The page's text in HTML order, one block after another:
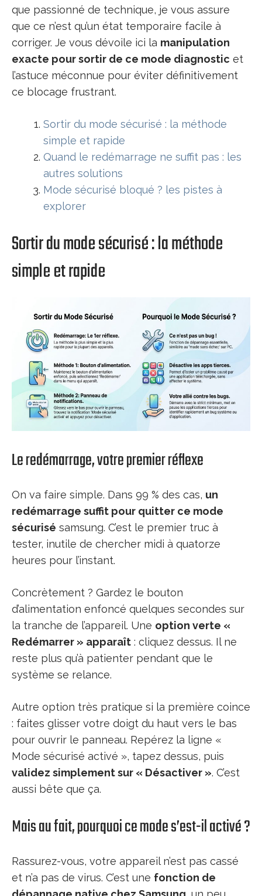
que passionné de technique, je vous assure
que ce n’est qu’un état temporaire facile à
corriger. Je vous dévoile ici la manipulation
exacte pour sortir de ce mode diagnostic et
l’astuce méconnue pour éviter définitivement
ce blocage frustrant.
Sortir du mode sécurisé : la méthode
simple et rapide
Quand le redémarrage ne suffit pas : les
autres solutions
Mode sécurisé bloqué ? les pistes à
explorer
Sortir du mode sécurisé : la méthode
simple et rapide
Le redémarrage, votre premier réflexe
On va faire simple. Dans 99 % des cas, un
redémarrage suffit pour quitter ce mode
sécurisé samsung. C’est le premier truc à
tester, inutile de chercher midi à quatorze
heures pour l’instant.
Concrètement ? Gardez le bouton
d’alimentation enfoncé quelques secondes sur
la tranche de l’appareil. Une option verte «
Redémarrer » apparaît : cliquez dessus. Il ne
reste plus qu’à patienter pendant que le
système se relance.
Autre option très pratique si la première coince
: faites glisser votre doigt du haut vers le bas
pour ouvrir le panneau. Repérez la ligne «
Mode sécurisé activé », tapez dessus, puis
validez simplement sur « Désactiver ». C’est
aussi bête que ça.
Mais au fait, pourquoi ce mode s’est-il activé ?
Rassurez-vous, votre appareil n’est pas cassé
et n’a pas de virus. C’est une fonction de